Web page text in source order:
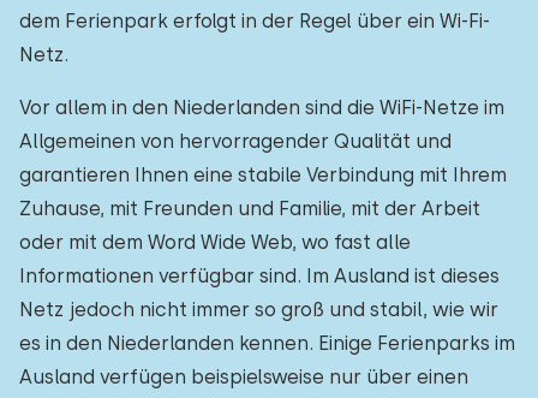
dem Ferienpark erfolgt in der Regel über ein Wi-Fi-
Netz.
Vor allem in den Niederlanden sind die WiFi-Netze im
Allgemeinen von hervorragender Qualität und
garantieren Ihnen eine stabile Verbindung mit Ihrem
Zuhause, mit Freunden und Familie, mit der Arbeit
oder mit dem Word Wide Web, wo fast alle
Informationen verfügbar sind. Im Ausland ist dieses
Netz jedoch nicht immer so groß und stabil, wie wir
es in den Niederlanden kennen. Einige Ferienparks im
Ausland verfügen beispielsweise nur über einen